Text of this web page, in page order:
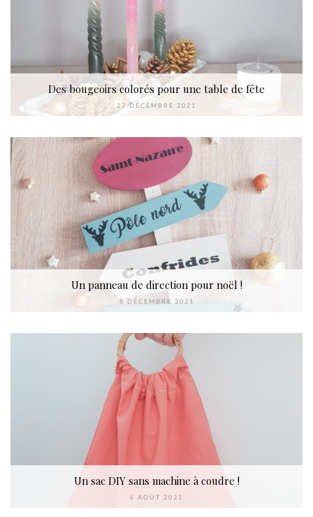
Des bougeoirs colorés pour une table de fête
27 DÉCEMBRE 2021
Un panneau de direction pour noël !
8 DÉCEMBRE 2021
Un sac DIY sans machine à coudre !
6 AOÛT 2021